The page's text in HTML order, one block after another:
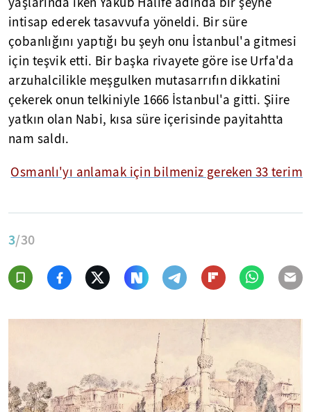
intisap ederek tasavvufa yöneldi. Bir süre
çobanlığını yaptığı bu şeyh onu İstanbul'a gitmesi
için teşvik etti. Bir başka rivayete göre ise Urfa'da
arzuhalcilikle meşgulken mutasarrıfın dikkatini
çekerek onun telkiniyle 1666 İstanbul'a gitti. Şiire
yatkın olan Nabi, kısa süre içerisinde payitahtta
nam saldı.
Osmanlı'yı anlamak için bilmeniz gereken 33 terim
3/30